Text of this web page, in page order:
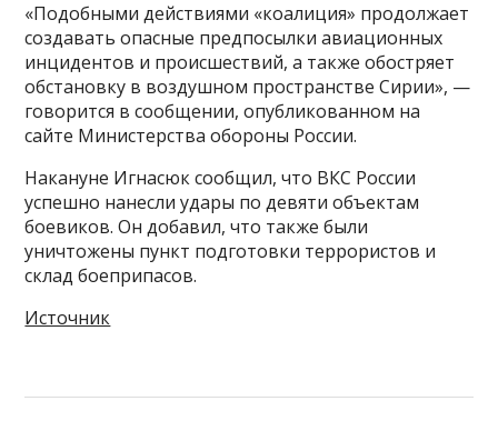
«Подобными действиями «коалиция» продолжает
создавать опасные предпосылки авиационных
инцидентов и происшествий, а также обостряет
обстановку в воздушном пространстве Сирии», —
говорится в сообщении, опубликованном на
сайте Министерства обороны России.
Накануне Игнасюк сообщил, что ВКС России
успешно нанесли удары по девяти объектам
боевиков. Он добавил, что также были
уничтожены пункт подготовки террористов и
склад боеприпасов.
Источник